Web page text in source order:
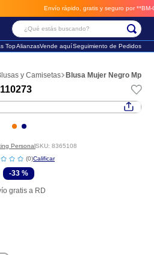
Envío rápido, gratis y seguro por **BM-
¿Qué estás buscando?
TopAlianzasVende aquíSeguimiento de Pedidos
y Camisetas Blusa Mujer Negro Mp
PersonalSKU: 8365108
☆☆☆
(0)
-33 %
gratis a RD